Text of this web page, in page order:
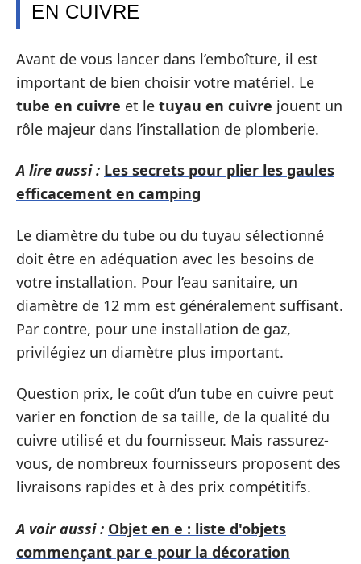
EN CUIVRE
Avant de vous lancer dans l’emboîture, il est
important de bien choisir votre matériel. Le
tube en cuivre et le tuyau en cuivre jouent un
rôle majeur dans l’installation de plomberie.
A lire aussi : Les secrets pour plier les gaules
efficacement en camping
Le diamètre du tube ou du tuyau sélectionné
doit être en adéquation avec les besoins de
votre installation. Pour l’eau sanitaire, un
diamètre de 12 mm est généralement suffisant.
Par contre, pour une installation de gaz,
privilégiez un diamètre plus important.
Question prix, le coût d’un tube en cuivre peut
varier en fonction de sa taille, de la qualité du
cuivre utilisé et du fournisseur. Mais rassurez-
vous, de nombreux fournisseurs proposent des
livraisons rapides et à des prix compétitifs.
A voir aussi : Objet en e : liste d'objets
commençant par e pour la décoration